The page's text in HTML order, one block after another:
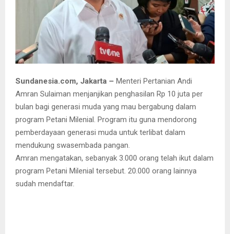
Sundanesia.com, Jakarta – Menteri Pertanian Andi
Amran Sulaiman menjanjikan penghasilan Rp 10 juta per
bulan bagi generasi muda yang mau bergabung dalam
program Petani Milenial. Program itu guna mendorong
pemberdayaan generasi muda untuk terlibat dalam
mendukung swasembada pangan.
Amran mengatakan, sebanyak 3.000 orang telah ikut dalam
program Petani Milenial tersebut. 20.000 orang lainnya
sudah mendaftar.